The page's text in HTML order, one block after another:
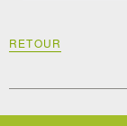
RETOUR